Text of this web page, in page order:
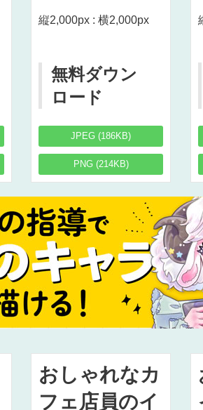
縦2,000px : 横2,000px
無料ダウン
ロード
JPEG (186KB)
PNG (214KB)
おしゃれなカ
フェ店員のイ